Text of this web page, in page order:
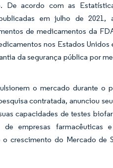
De acordo com as
em julho de 2021,
de medicamentos da
nos Estados Unidos
da segurança pública por
o mercado durante o
contratada, anunciou
capacidades de testes
empresas farmacêuticas
crescimento do Mercado de